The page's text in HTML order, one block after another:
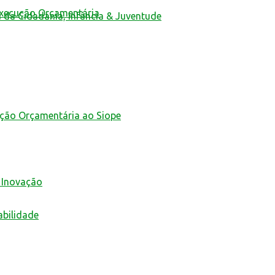
Orçamentária
Cidadania, Infância & Juventude
Orçamentária ao Siope